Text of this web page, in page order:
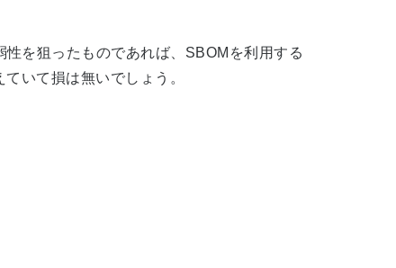
を狙ったものであれば、SBOMを利用する
いて損は無いでしょう。